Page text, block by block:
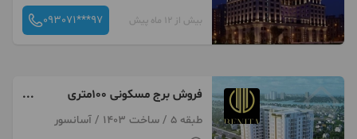
بیش از 12 ماه پیش 093071***97
فروش برج مسکونی ۱۰۰متری
دریاچه دوخواب
طبقه 5 / ساخت 1403 / آسانسور